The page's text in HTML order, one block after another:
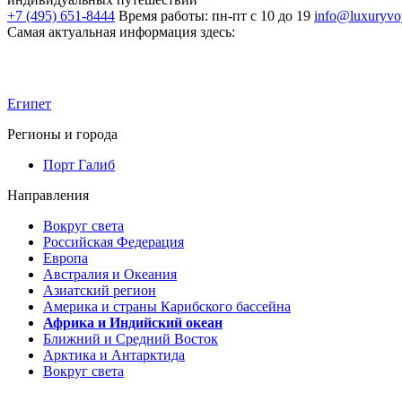
+7 (495) 651-8444 Время работы: пн-пт с 10 до 19
Самая актуальная информация здесь:
Египет
Регионы и города
Порт Галиб
Направления
Вокруг света
Российская Федерация
Европа
Австралия и Океания
Азиатский регион
Америка и страны Карибского бассейна
Африка и Индийский океан
Ближний и Средний Восток
Арктика и Антарктида
Вокруг света